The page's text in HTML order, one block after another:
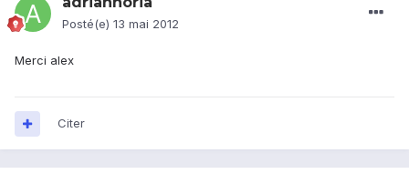
Posté(e) 13 mai 2012
Merci alex
Citer